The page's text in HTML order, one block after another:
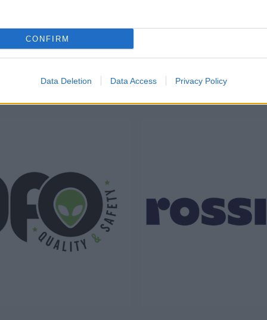
CONFIRM
Data Deletion Data Access Privacy Policy
I nostri Marchi